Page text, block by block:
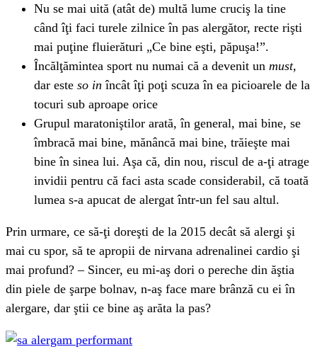
Nu se mai uită (atât de) multă lume cruciş la tine
când îţi faci turele zilnice în pas alergător, recte rişti
mai puţine fluierături „Ce bine eşti, păpuşa!”.
Încălţămintea sport nu numai că a devenit un must,
dar este so inîncât îţi poţi scuza în ea picioarele de la
tocuri sub aproape orice
Grupul maratoniştilor arată, în general, mai bine, se
îmbracă mai bine, mănâncă mai bine, trăieşte mai
bine în sinea lui. Aşa că, din nou, riscul de a-ţi atrage
invidii pentru că faci asta scade considerabil, că toată
lumea s-a apucat de alergat într-un fel sau altul.
Prin urmare, ce să-ţi doreşti de la 2015 decât să alergi şi
mai cu spor, să te apropii de nirvana adrenalinei cardio şi
mai profund? – Sincer, eu mi-aş dori o pereche din ăştia
din piele de şarpe bolnav, n-aş face mare brânză cu ei în
alergare, dar ştii ce bine aş arăta la pas?